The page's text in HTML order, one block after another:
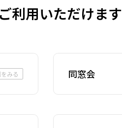
ご利用いただけます
みる 同窓会